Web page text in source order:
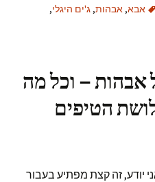
אבא, אבהות, ג'ים היגלי,
של אבהות – וכל מה
הטיפים
יודע, זה קצת מפתיע בעבור